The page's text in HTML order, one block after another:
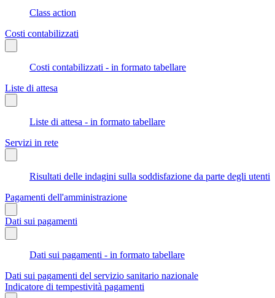
Class action
Costi contabilizzati
Costi contabilizzati - in formato tabellare
Liste di attesa
Liste di attesa - in formato tabellare
Servizi in rete
Risultati delle indagini sulla soddisfazione da parte degli utenti
Pagamenti dell'amministrazione
Dati sui pagamenti
Dati sui pagamenti - in formato tabellare
Dati sui pagamenti del servizio sanitario nazionale
Indicatore di tempestività pagamenti